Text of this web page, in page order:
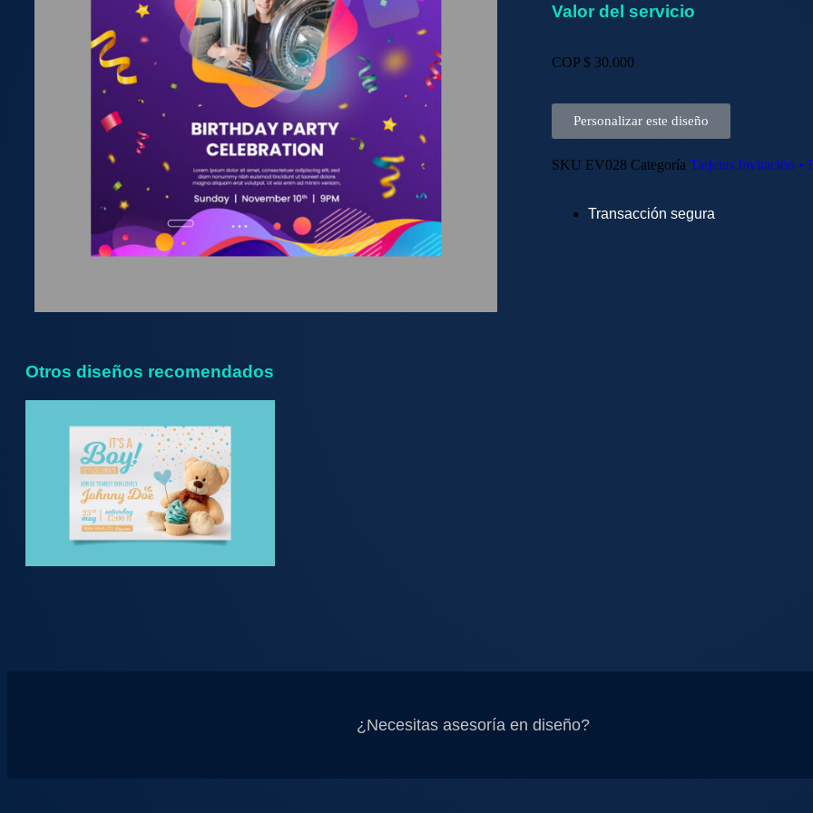
Valor del servicio
COP $ 30.000
Personalizar este diseño
SKU EV028 Categoría Tarjetas Invitación •
Transacción segura
Otros diseños recomendados
¿Necesitas asesoría en diseño?